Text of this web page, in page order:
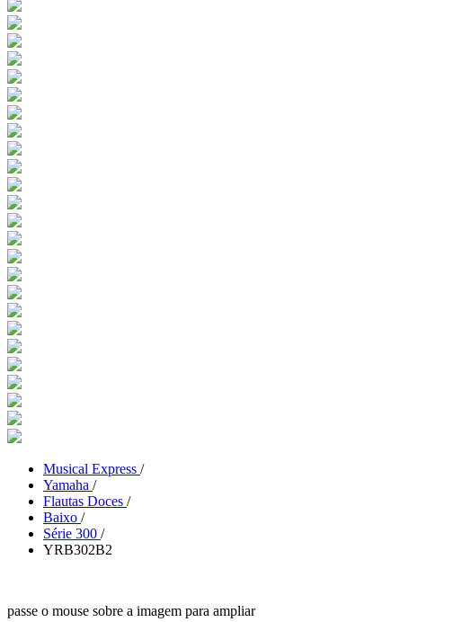
Musical Express /
Yamaha /
Flautas Doces /
Baixo /
Série 300 /
YRB302B2
passe o mouse sobre a imagem para ampliar